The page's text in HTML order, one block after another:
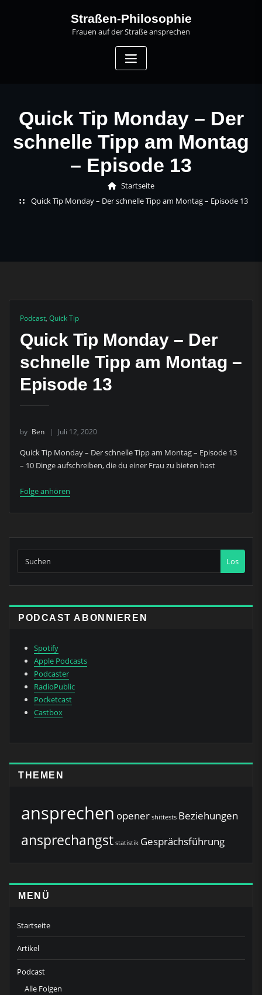
Straßen-Philosophie
Frauen auf der Straße ansprechen
Quick Tip Monday – Der
schnelle Tipp am Montag
– Episode 13
Startseite
Quick Tip Monday – Der schnelle Tipp am Montag – Episode 13
Podcast, Quick Tip
Quick Tip Monday – Der
schnelle Tipp am Montag –
Episode 13
by Ben Juli 12, 2020
Quick Tip Monday – Der schnelle Tipp am Montag – Episode 13
– 10 Dinge aufschreiben, die du einer Frau zu bieten hast
Folge anhören
Los
PODCAST ABONNIEREN
Spotify
Apple Podcasts
Podcaster
RadioPublic
Pocketcast
Castbox
THEMEN
ansprechen opener shittests Beziehungen
ansprechangst statistik Gesprächsführung
MENÜ
Startseite
Artikel
Podcast
Alle Folgen